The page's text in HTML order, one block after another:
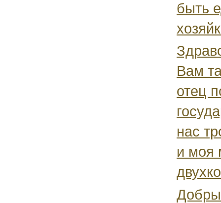
быть
Вам
отец
нас
и моя